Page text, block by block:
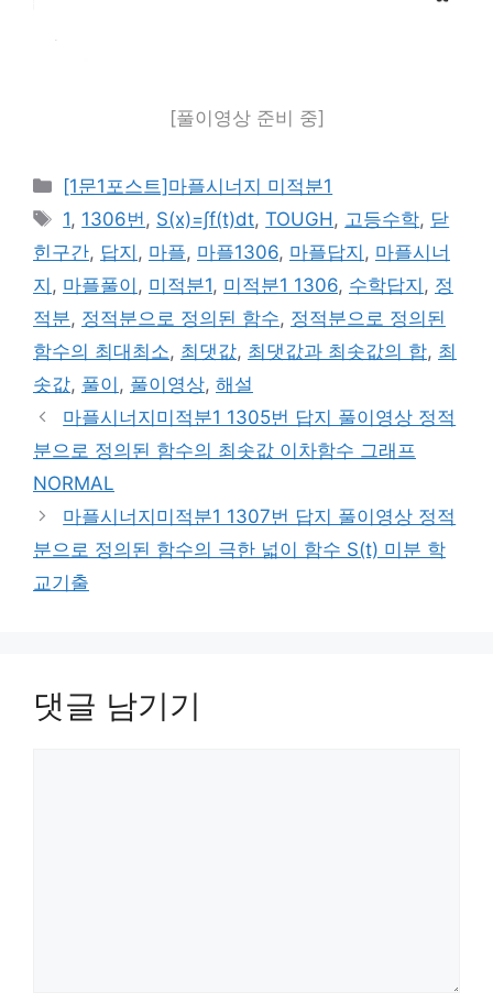
[풀이영상 준비 중]
카
테
리
[1문1포스트]마플시너지 미적분1
태
그
1, 1306번, S(x)=∫f(t)dt,TOUGH, 고등수학, 닫
힌구간, 답지 , 마플, 마플1306, 마플답지 , 마플시너
지 , 마플풀이 , 미적분1, 미적분1 1306, 수학답지 , 정
적분, 정적분으로 정의된 함수, 정적분으로 정의된
함수의 최대최소, 최댓값, 최댓값과 최솟값의 합, 최
솟값, 풀이 , 풀이영상, 해설
마플시너지미적분1 1305번 답지 풀이영상 정적
분으로 정의된 함수의 최솟값 이차함수 그래프
NORMAL
마플시너지미적분1 1307번 답지 풀이영상 정적
분으로 정의된 함수의 극한 넓이 함수 S(t) 미분 학
교기출
댓글 남기기